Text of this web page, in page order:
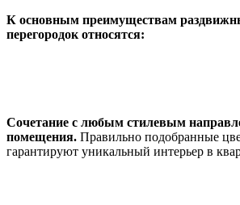
К основным преимуществам
перегородок относятся:
Сочетание с любым стилевым
помещения. Правильно подобранные
гарантируют уникальный интерьер в